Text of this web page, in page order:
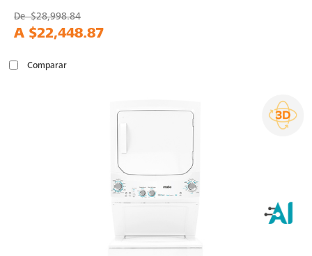
De$28,998.84
A $22,448.87
Comparar